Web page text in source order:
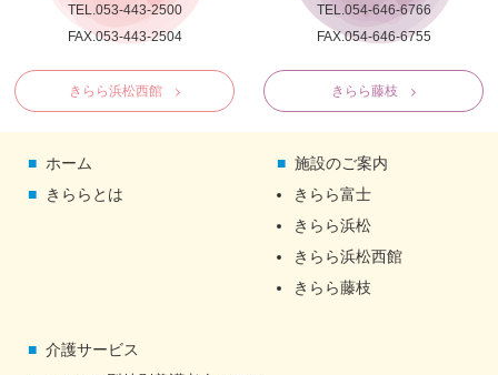
TEL.053-443-2500
FAX.053-443-2504
きらら浜松西館
TEL.054-646-6766
FAX.054-646-6755
きらら藤枝
ホーム
きららとは
施設のご案内
きらら富士
きらら浜松
きらら浜松西館
きらら藤枝
介護サービス